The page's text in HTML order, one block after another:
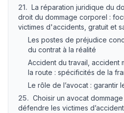
21. La réparation juridique du
droit du dommage corporel :
victimes d'accidents, gratuit et
Les postes de préjudice
du contrat à la réalité
Accident du travail, accident
la route : spécificités de la
Le rôle de l’avocat : garantir
25. Choisir un avocat
défendre les victimes